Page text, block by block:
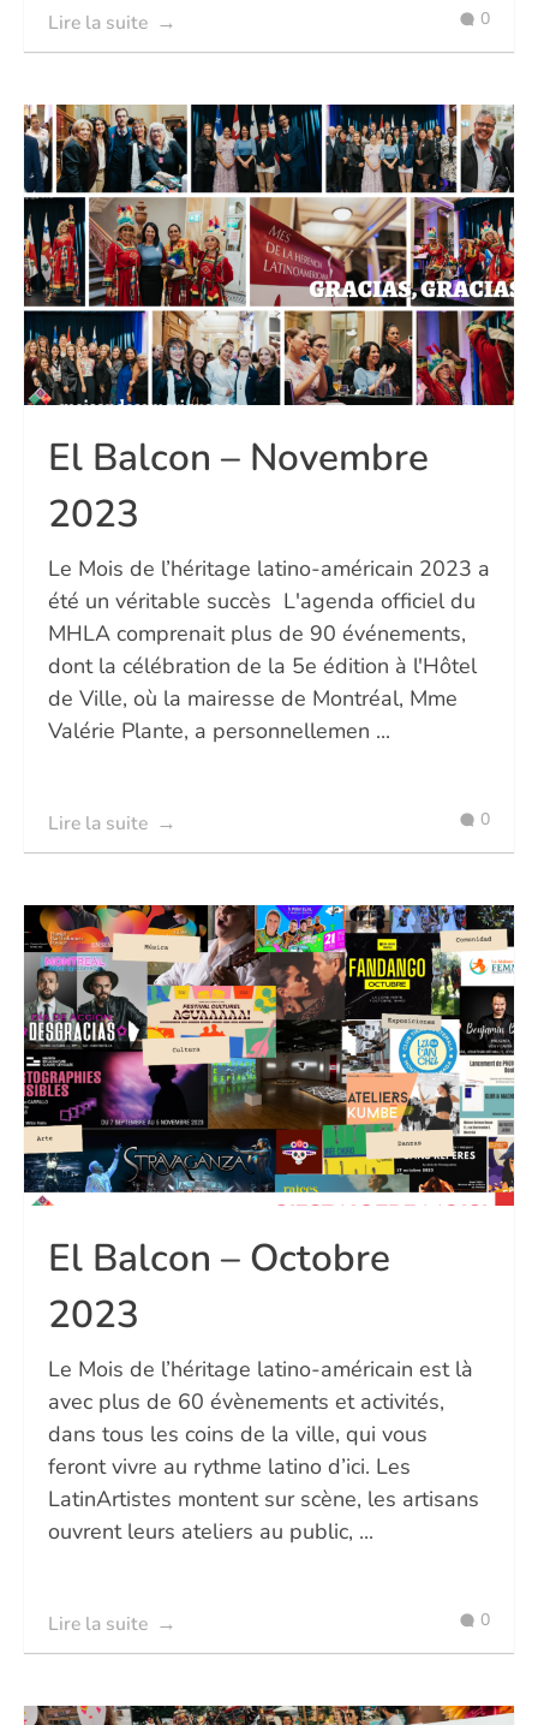
Lire la suite 0
El Balcon – Novembre
2023
Le Mois de l’héritage latino-américain 2023 a
été un véritable succès L'agenda officiel du
MHLA comprenait plus de 90 événements,
dont la célébration de la 5e édition à l'Hôtel
de Ville, où la mairesse de Montréal, Mme
Valérie Plante, a personnellemen ...
Lire la suite 0
El Balcon – Octobre
2023
Le Mois de l’héritage latino-américain est là
avec plus de 60 évènements et activités,
dans tous les coins de la ville, qui vous
feront vivre au rythme latino d’ici. Les
LatinArtistes montent sur scène, les artisans
ouvrent leurs ateliers au public, ...
Lire la suite 0